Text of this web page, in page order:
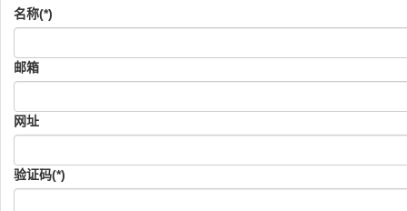
名称(*)
邮箱
网址
验证码(*)